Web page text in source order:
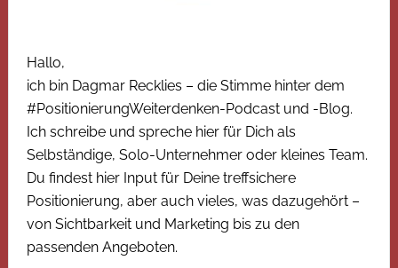
Hallo,
ich bin Dagmar Recklies – die Stimme hinter dem
#PositionierungWeiterdenken-Podcast und -Blog.
Ich schreibe und spreche hier für Dich als
Selbständige, Solo-Unternehmer oder kleines Team.
Du findest hier Input für Deine treffsichere
Positionierung, aber auch vieles, was dazugehört –
von Sichtbarkeit und Marketing bis zu den
passenden Angeboten.